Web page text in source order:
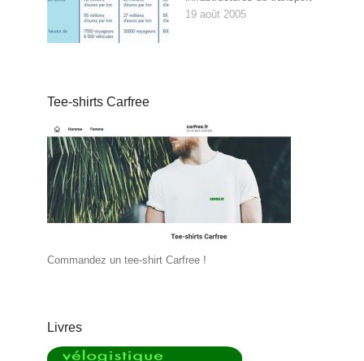
19 août 2005
Tee-shirts Carfree
Commandez un tee-shirt Carfree !
Livres